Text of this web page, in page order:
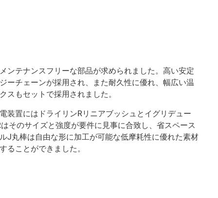
ンテナンスフリーな部品が求められました。高い安定
ーチェーンが採用され、また耐久性に優れ、幅広い温
スもセットで採用されました。
装置にはドライリンRリニアブッシュとイグリデュー
そのサイズと強度が要件に見事に合致し、省スペース
J丸棒は自由な形に加工が可能な低摩耗性に優れた素材
ることができました。